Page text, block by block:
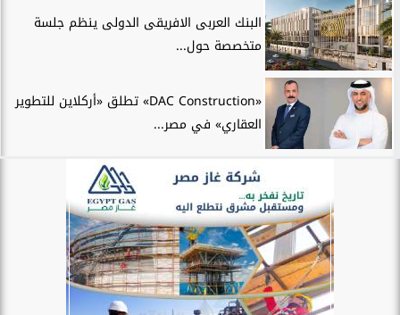
البنك العربى الافريقى الدولى ينظم جلسة
متخصصة حول...
«DAC Construction» تطلق «أركلاين للتطوير
العقاري» في مصر...